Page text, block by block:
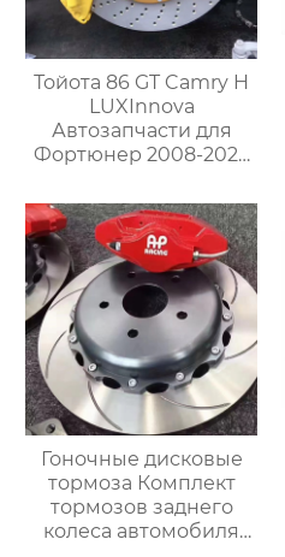
Тойота 86 GT Camry H
LUXInnova
Автозапчасти для
Фортюнер 2008-2023
тормозной суппорт
TSLF50 с 4POT и
комплектом роторных
дисков
Гоночные дисковые
тормоза Комплект
тормозов заднего
колеса автомобиля